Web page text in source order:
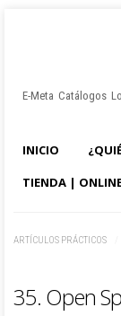
E-Meta Catálogos
INICIO
TIENDA |
ARTÍCULOS PRÁCTICOS
35. OpenRecuérdeme